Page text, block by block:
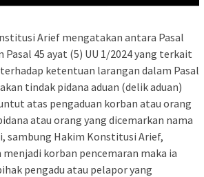
Arief mengatakan antara Pasal
Pasal 45 ayat (5) UU 1/2024 yang terkait
ketentuan larangan dalam Pasal
tindak pidana aduan (delik aduan)
atas pengaduan korban atau orang
atau orang yang dicemarkan nama
sambung Hakim Konstitusi Arief,
korban pencemaran maka ia
pengadu atau pelapor yang